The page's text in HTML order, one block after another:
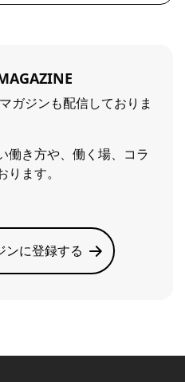
ガジンも配信しておりま
働き方や、働く場、コラ
ます。
ンに登録する